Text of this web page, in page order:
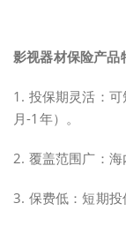
影视器材保险产品
1. 投保期灵活：
月-1年）。
2. 覆盖范围广：海
3. 保费低：短期投